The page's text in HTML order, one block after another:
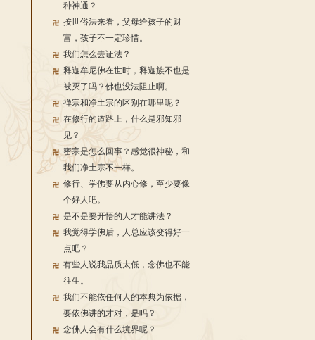
种神通？
按世俗法来看，父母给孩子的财
富，孩子不一定珍惜。
我们怎么去证法？
释迦牟尼佛在世时，释迦族不也是
被灭了吗？佛也没法阻止啊。
禅宗和净土宗的区别在哪里呢？
在修行的道路上，什么是邪知邪
见？
密宗是怎么回事？感觉很神秘，和
我们净土宗不一样。
修行、学佛要从内心修，至少要像
个好人吧。
是不是要开悟的人才能讲法？
我觉得学佛后，人总应该变得好一
点吧？
有些人说我品质太低，念佛也不能
往生。
我们不能依任何人的本典为依据，
要依佛讲的才对，是吗？
念佛人会有什么境界呢？